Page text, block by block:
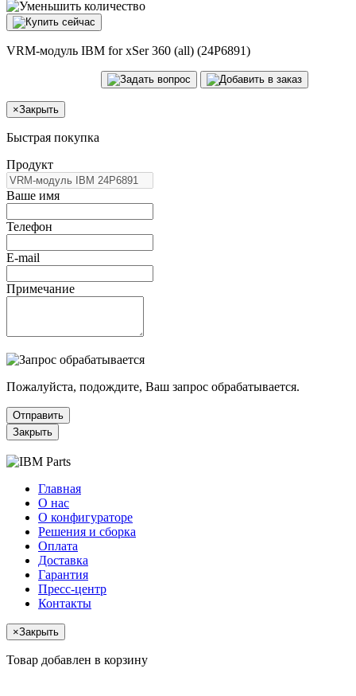
VRM-модуль IBM for xSer 360 (all) (24P6891)
×Закрыть
Быстрая покупка
Продукт
Ваше имя
Телефон
E-mail
Примечание
Пожалуйста, подождите, Ваш запрос обрабатывается.
Отправить
Закрыть
Главная
О нас
О конфигураторе
Решения и сборка
Оплата
Доставка
Гарантия
Пресс-центр
Контакты
×Закрыть
Товар добавлен в корзину